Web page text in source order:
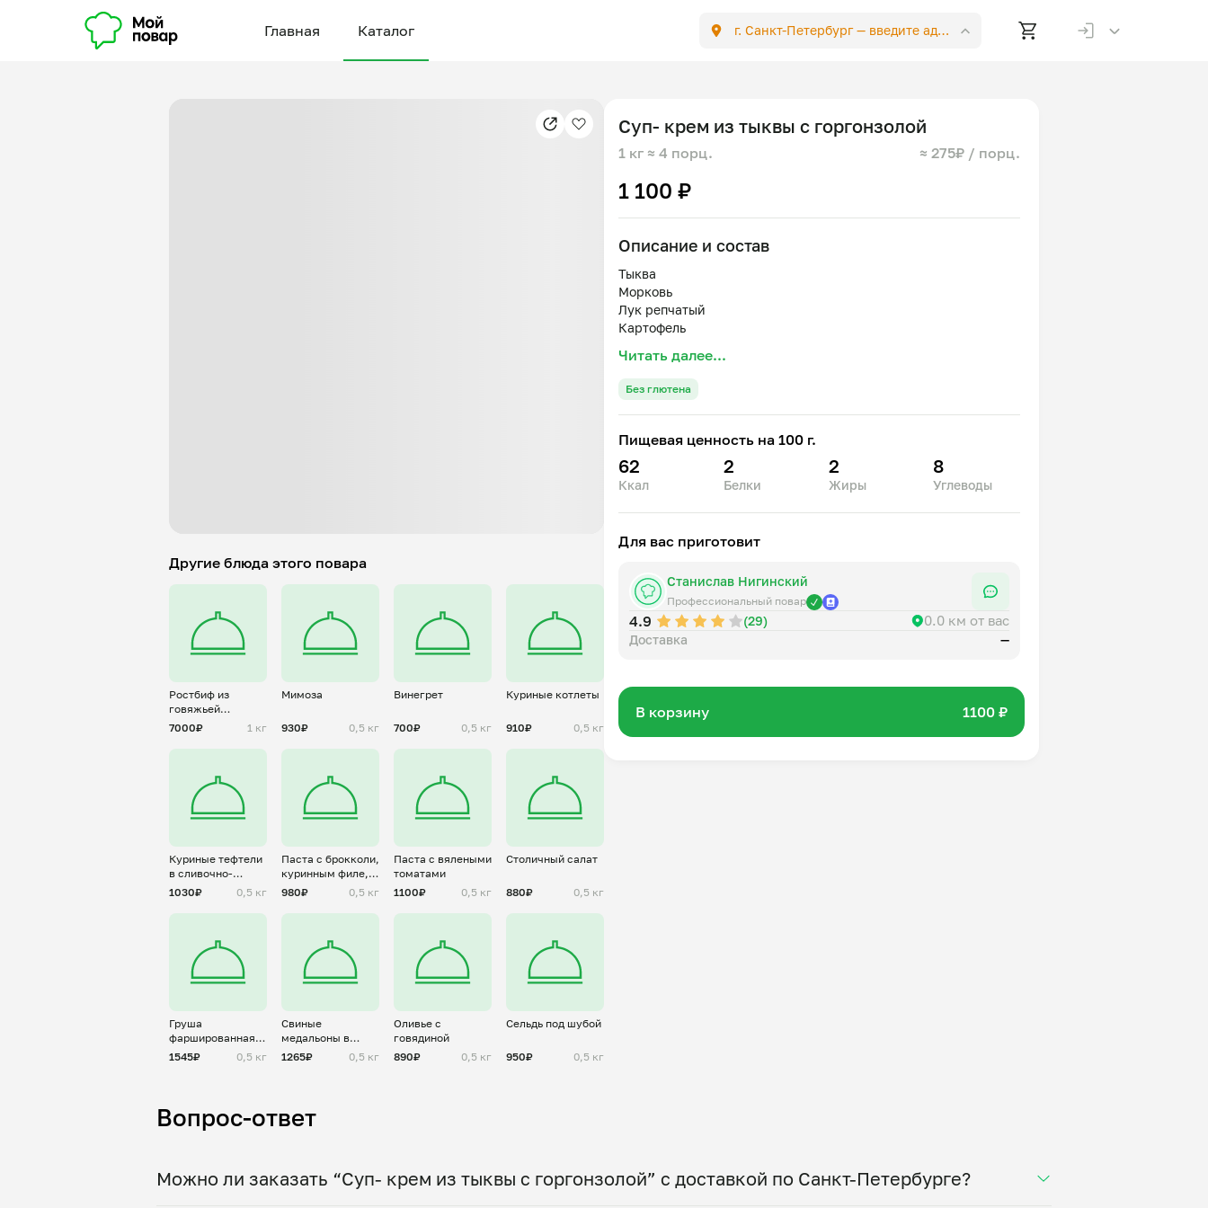
Главная Каталог г. Санкт-Петербург —введите адрес
Другие блюда этого повара
Ростбиф из
говяжьей
вырезки
7000₽ 1 кг
Мимоза
930₽ 0,5 кг
Винегрет
700₽ 0,5 кг
Куриные котлеты
910₽ 0,5 кг
Куриные тефтели
в сливочно-
шпинатном соусе
1030₽ 0,5 кг
Паста с брокколи,
куринным филе,
чери и
980₽ 0,5 кг
Паста с вялеными
томатами
1100₽
0,5 кг
Столичный салат
880₽ 0,5 кг
Груша
фаршированная
дор блю и
грецким орехом
1545₽ 0,5 кг
Свиные
медальоны в
соусе дижон
1265₽ 0,5 кг
Оливье с
говядиной
890₽
0,5 кг
Сельдь под шубой
950₽ 0,5 кг
Суп- крем из тыквы с горгонзолой
1 кг ≈ 4 порц. ≈ 275₽ / порц.
1 100 ₽
Описание и состав
Тыква
Морковь
Лук репчатый
Картофель
Сливки
Петрушка
Горгонзола
Насыщенный крем-капучино с горгонзолой. В супе
использовано максимальное количество продуктов, без воды и
Читать далее...
Без глютена
Пищевая ценность на 100 г.
62
Ккал
2
Белки
2
Жиры
8
Углеводы
Для вас приготовит
Станислав Нигинский
Профессиональный повар
4.9 (29) 0.0 км от вас
Доставка —
В корзину 1100 ₽
Вопрос-ответ
Можно ли заказать “Суп- крем из тыквы с горгонзолой” с доставкой по Санкт-Петербурге?